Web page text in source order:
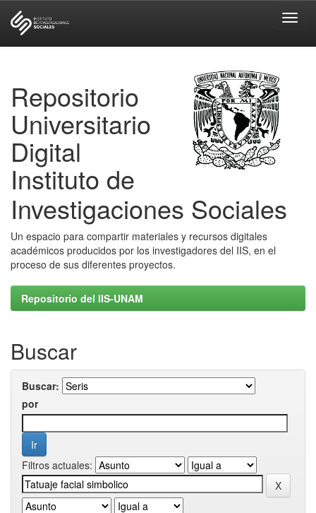
Repositorio
Universitario
Digital
Instituto de
Investigaciones Sociales
Un espacio para compartir materiales y recursos digitales
académicos producidos por los investigadores del IIS, en el
proceso de sus diferentes proyectos.
Repositorio del IIS-UNAM
Buscar
Buscar:
por
Filtros actuales: